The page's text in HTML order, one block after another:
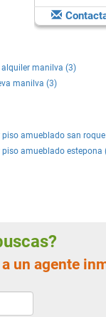
alquiler manilva (3)
manilva (3)
amueblado san
amueblado estepona
un agente